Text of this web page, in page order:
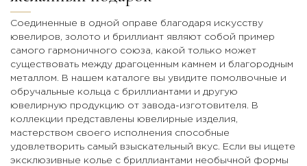
Соединенные в одной оправе благодаря искусству
ювелиров, золото и бриллиант являют собой пример
самого гармоничного союза, какой только может
существовать между драгоценным камнем и благородным
металлом. В нашем каталоге вы увидите помолвочные и
обручальные кольца с бриллиантами и другую
ювелирную продукцию от завода-изготовителя. В
коллекции представлены ювелирные изделия,
мастерством своего исполнения способные
удовлетворить самый взыскательный вкус. Если вы ищете
эксклюзивные колье с бриллиантами необычной формы